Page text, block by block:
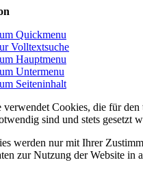
Quickmenu
Volltextsuche
Hauptmenu
Untermenu
Seiteninhalt
verwendet Cookies, die für den
sind und stets gesetzt
werden nur mit Ihrer
zur Nutzung der Website in